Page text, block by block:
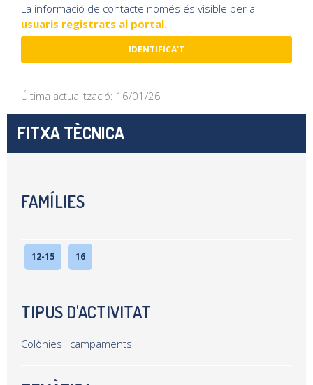
La informació de contacte només és visible per a
usuaris registrats al portal.
IDENTIFICA'T
Última actualització: 16/01/26
FITXA TÈCNICA
FAMÍLIES
12-15 16
TIPUS D'ACTIVITAT
Colònies i campaments